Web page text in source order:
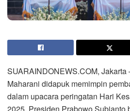
SUARAINDONEWS.COM, Jakarta
Maharani didapuk memimpin
dalam upacara peringatan Hari
2025. Presiden Prabowo Subianto